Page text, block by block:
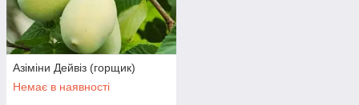
Азіміни Дейвіз (горщик)
Немає в наявності